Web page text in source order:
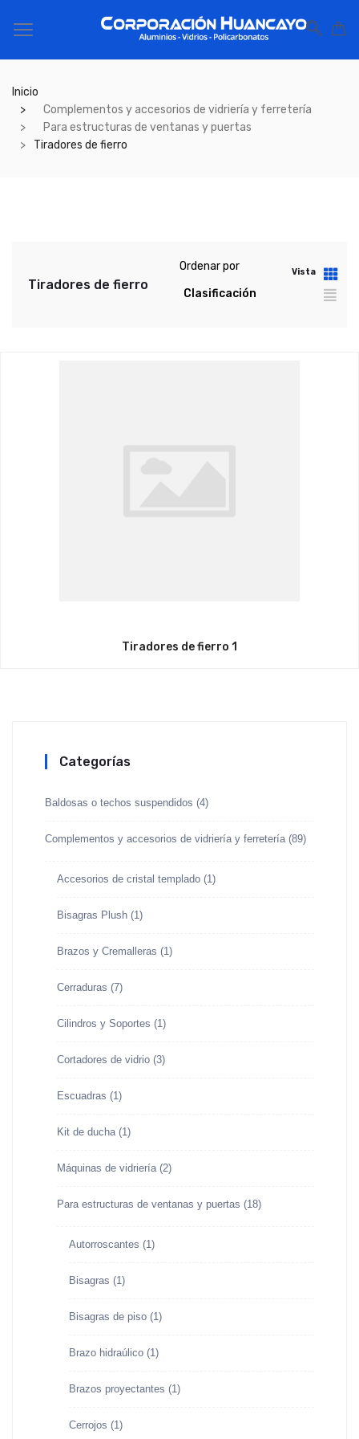
Inicio
Complementos y accesorios de vidriería y ferretería
Para estructuras de ventanas y puertas
Tiradores de fierro
Tiradores de fierro
Ordenar por Vista
Tiradores de fierro 1
Categorías
Baldosas o techos suspendidos (4)
Complementos y accesorios de vidriería y ferretería (89)
Accesorios de cristal templado (1)
Bisagras Plush (1)
Brazos y Cremalleras (1)
Cerraduras (7)
Cilindros y Soportes (1)
Cortadores de vidrio (3)
Escuadras (1)
Kit de ducha (1)
Máquinas de vidriería (2)
Para estructuras de ventanas y puertas (18)
Autorroscantes (1)
Bisagras (1)
Bisagras de piso (1)
Brazo hidraúlico (1)
Brazos proyectantes (1)
Cerrojos (1)